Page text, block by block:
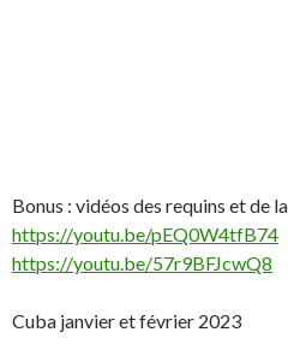
Bonus : vidéos des requins et de
https://youtu.be/pEQ0W4tfB74
https://youtu.be/57r9BFJcwQ8
Cuba janvier et février 2023